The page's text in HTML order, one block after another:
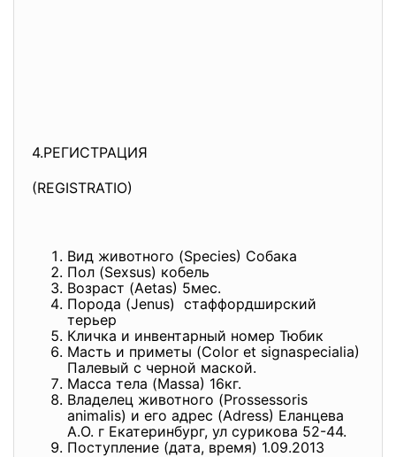
4.РЕГИСТРАЦИЯ
(REGISTRATIO)
Вид животного (Species) Собака
Пол (Sexsus) кобель
Возраст (Aetas) 5мес.
Порода (Jenus) стаффордширский
терьер
Кличка и инвентарный номер Тюбик
Масть и приметы (Color et signaspecialia)
Палевый с черной маской.
Масса тела (Massa) 16кг.
Владелец животного (Prossessoris
animalis) и его адрес (Adress) Еланцева
А.О. г Екатеринбург, ул сурикова 52-44.
Поступление (дата, время) 1.09.2013